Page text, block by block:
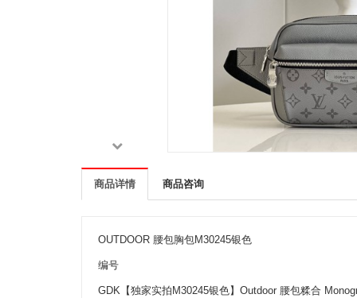
商品详情 商品咨询
OUTDOOR 腰包胸包M30245银色
编号
GDK【独家实拍M30245银色】Outdoor 腰包糅合